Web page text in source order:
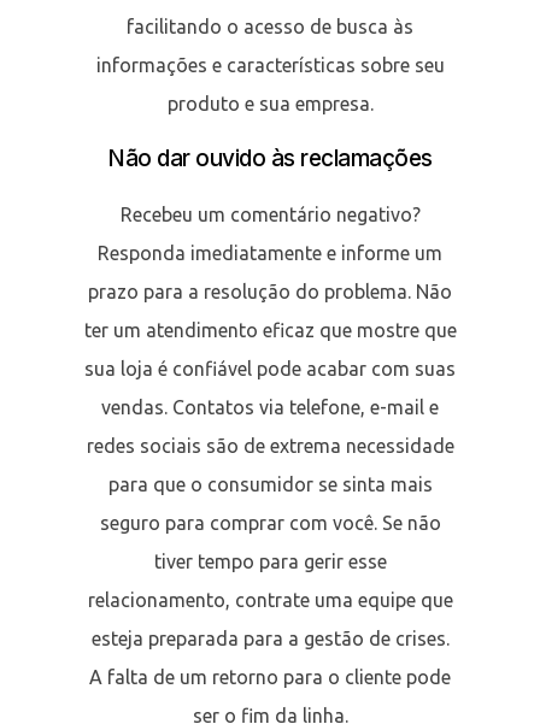
facilitando o acesso de busca às
informações e características sobre seu
produto e sua empresa.
Não dar ouvido às reclamações
Recebeu um comentário negativo?
Responda imediatamente e informe um
prazo para a resolução do problema. Não
ter um atendimento eficaz que mostre que
sua loja é confiável pode acabar com suas
vendas. Contatos via telefone, e-mail e
redes sociais são de extrema necessidade
para que o consumidor se sinta mais
seguro para comprar com você. Se não
tiver tempo para gerir esse
relacionamento, contrate uma equipe que
esteja preparada para a gestão de crises.
A falta de um retorno para o cliente pode
ser o fim da linha.